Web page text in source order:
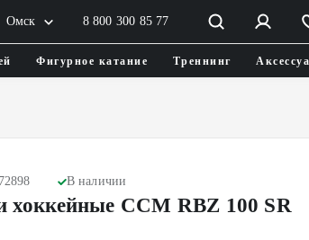
Омск 8 800 300 85 77
Фигурное катание Треннинг
В наличии
хоккейные CCM RBZ 100 SR